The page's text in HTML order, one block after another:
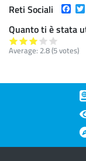
Reti Sociali
Quanto ti è stata
Average: 2.8(5votes)